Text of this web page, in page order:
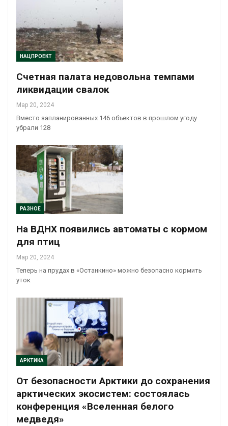
НАЦПРОЕКТ
Счетная палата недовольна темпами
ликвидации свалок
Мар 20, 2024
Вместо запланированных 146 объектов в прошлом угоду
убрали 128
РАЗНОЕ
На ВДНХ появились автоматы с кормом
для птиц
Мар 20, 2024
Теперь на прудах в «Останкино» можно безопасно кормить
уток
АРКТИКА
От безопасности Арктики до сохранения
арктических экосистем: состоялась
конференция «Вселенная белого
медведя»